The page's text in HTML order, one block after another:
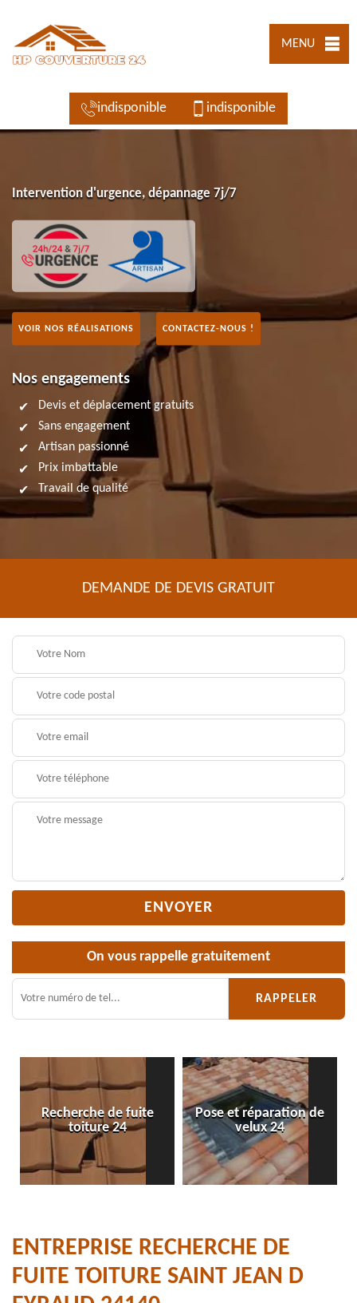
MENU
indisponible indisponible
Intervention d'urgence, dépannage 7j/7
VOIR NOS RÉALISATIONS CONTACTEZ-NOUS !
Nos engagements
Devis et déplacement gratuits
Sans engagement
Artisan passionné
Prix imbattable
Travail de qualité
DEMANDE DE DEVIS GRATUIT
On vous rappelle gratuitement
Recherche de fuite
toiture 24
Pose et réparation de
velux 24
ENTREPRISE RECHERCHE DE
FUITE TOITURE SAINT JEAN D